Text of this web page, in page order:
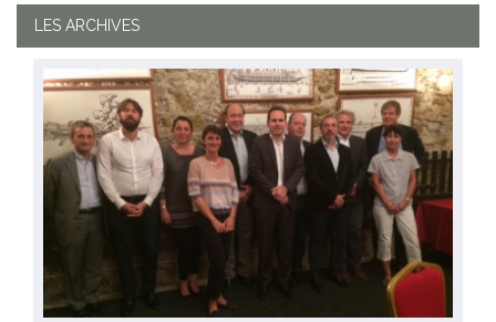
LES ARCHIVES